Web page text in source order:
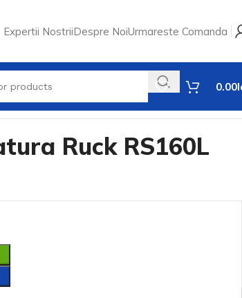
Expertii NostriiDespre NoiUrmareste Comanda
0.00
Ruck RS160L